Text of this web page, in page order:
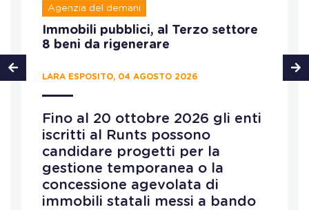
Agenzia del demani
Immobili pubblici, al Terzo settore
8 beni da rigenerare
LARA ESPOSITO, 04 AGOSTO 2026
Fino al 20 ottobre 2026 gli enti
iscritti al Runts possono
candidare progetti per la
gestione temporanea o la
concessione agevolata di
immobili statali messi a bando